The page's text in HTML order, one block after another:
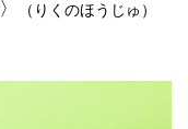
〉 （りくのほうじゅ）